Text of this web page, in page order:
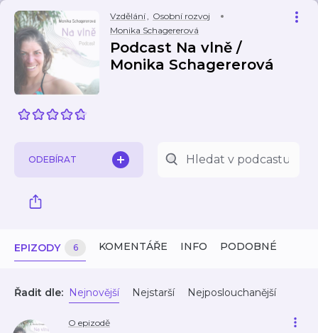
Vzdělání, Osobní rozvoj
Monika Schagererová
Podcast Na vlně /
Monika Schagererová
ODEBÍRAT
EPIZODY 6 KOMENTÁŘE INFO PODOBNÉ
Řadit dle: Nejnovější Nejstarší Nejposlouchanější
O epizodě